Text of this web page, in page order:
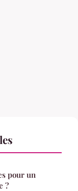
pour un
?